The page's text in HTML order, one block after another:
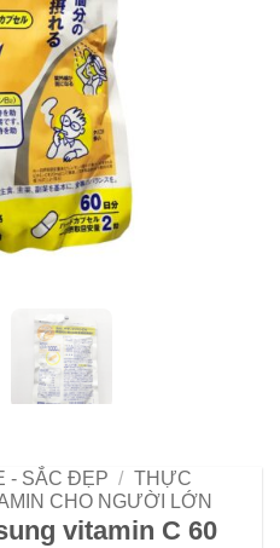
- SẮC ĐẸP / THỰC
CHO NGƯỜI LỚN
vitamin C 60